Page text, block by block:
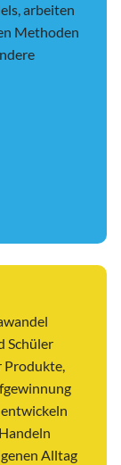
arbeiten
Methoden
Schüler
Produkte,
Alltag